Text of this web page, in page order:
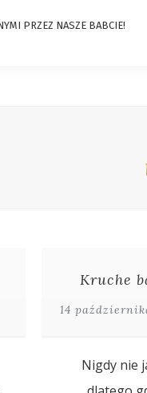
Kruche
14
Nigdy nie